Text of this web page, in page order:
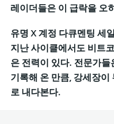
레이더들은 이 급락을 오
유명 X 계정 다큐멘팅
지난 사이클에서도 비트
은 전력이 있다. 전문가
기록해 온 만큼, 강세장
로 내다본다.